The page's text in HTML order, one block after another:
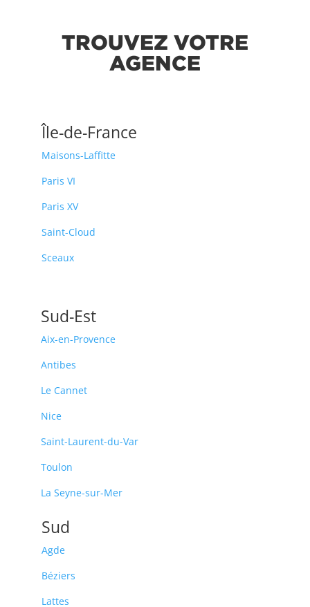
TROUVEZ VOTRE
AGENCE
Île-de-France
Maisons-Laffitte
Paris VI
Paris XV
Saint-Cloud
Sceaux
Sud-Est
Aix-en-Provence
Antibes
Le Cannet
Nice
Saint-Laurent-du-Var
Toulon
La Seyne-sur-Mer
Sud
Agde
Béziers
Lattes